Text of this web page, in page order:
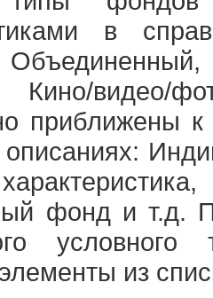
в
Кино/
приближены
фонд и т.д.
из